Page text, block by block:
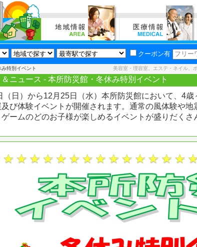
クーポン有
特別イベント 美容室・理容室、エステ・ネイル、
ニュース - 本所防災館・冬休み特別イベント
（日）から12月25日（水）本所防災館において、4
び体験イベントが開催されます。通常の風体験や
ームのどのお子様が楽しめるイベントが盛りだくさ